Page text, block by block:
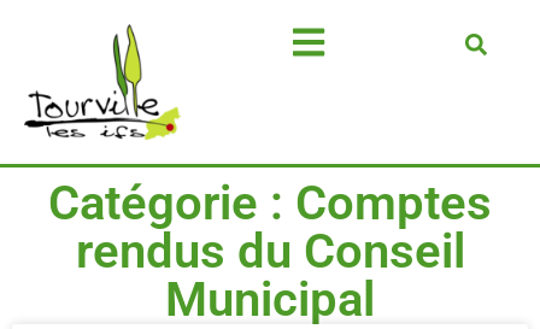
Catégorie : Comptes
rendus du Conseil
Municipal